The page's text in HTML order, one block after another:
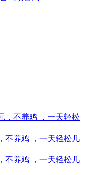
不养鸡 ，一天轻松几
不养鸡 ，一天轻松几